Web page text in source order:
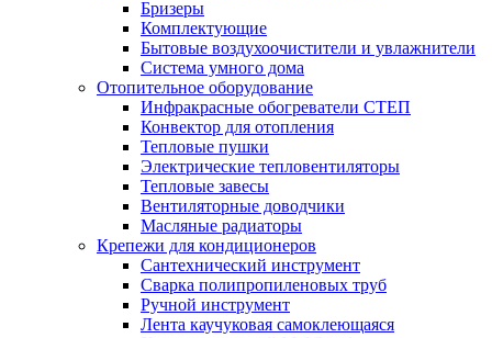
Бризеры
Комплектующие
Бытовые воздухоочистители и увлажнители
Система умного дома
Отопительное оборудование
Инфракрасные обогреватели СТЕП
Конвектор для отопления
Тепловые пушки
Электрические тепловентиляторы
Тепловые завесы
Вентиляторные доводчики
Масляные радиаторы
Крепежи для кондиционеров
Сантехнический инструмент
Сварка полипропиленовых труб
Ручной инструмент
Лента каучуковая самоклеющаяся